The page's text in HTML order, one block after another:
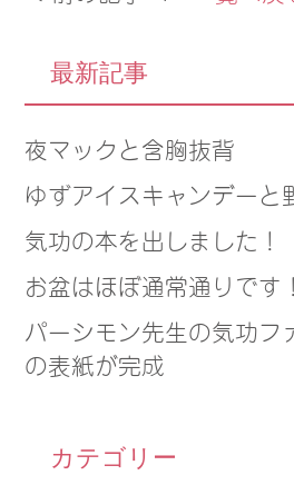
最新記事
夜マックと含胸抜背
ゆずアイスキャンデーと
気功の本を出しました！
お盆はほぼ通常通りです！
パーシモン先生の気功フ
の表紙が完成
カテゴリー